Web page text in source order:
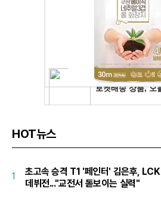
HOT뉴스
1
초고속 승격 T1 '페인터' 김은후, LCK
데뷔전..."교전서 돋보이는 실력"